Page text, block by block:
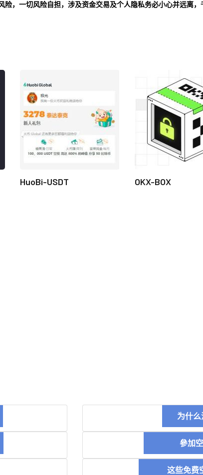
，一切风险自担，涉及资金交易及个人隐私务必小心并远离，
HuoBi-USDT OKX-BOX
为什么
參加空
这些免费